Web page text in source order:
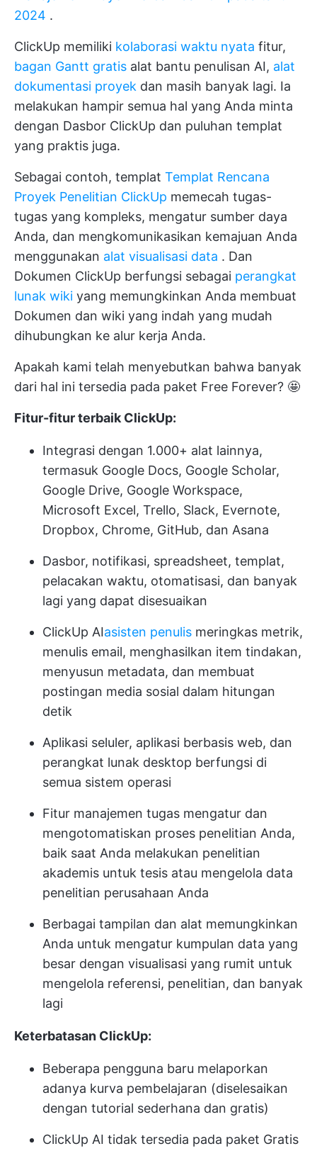
2024 .
ClickUp memiliki kolaborasi waktu nyata fitur,
bagan Gantt gratis alat bantu penulisan AI, alat
dokumentasi proyek dan masih banyak lagi. Ia
melakukan hampir semua hal yang Anda minta
dengan Dasbor ClickUp dan puluhan templat
yang praktis juga.
Sebagai contoh, templat Templat Rencana
Proyek Penelitian ClickUp memecah tugas-
tugas yang kompleks, mengatur sumber daya
Anda, dan mengkomunikasikan kemajuan Anda
menggunakan alat visualisasi data . Dan
Dokumen ClickUp berfungsi sebagai perangkat
lunak wiki yang memungkinkan Anda membuat
Dokumen dan wiki yang indah yang mudah
dihubungkan ke alur kerja Anda.
Apakah kami telah menyebutkan bahwa banyak
dari hal ini tersedia pada paket Free Forever? 🤩
Fitur-fitur terbaik ClickUp:
Integrasi dengan 1.000+ alat lainnya,
termasuk Google Docs, Google Scholar,
Google Drive, Google Workspace,
Microsoft Excel, Trello, Slack, Evernote,
Dropbox, Chrome, GitHub, dan Asana
Dasbor, notifikasi, spreadsheet, templat,
pelacakan waktu, otomatisasi, dan banyak
lagi yang dapat disesuaikan
ClickUp AIasisten penulis meringkas metrik,
menulis email, menghasilkan item tindakan,
menyusun metadata, dan membuat
postingan media sosial dalam hitungan
detik
Aplikasi seluler, aplikasi berbasis web, dan
perangkat lunak desktop berfungsi di
semua sistem operasi
Fitur manajemen tugas mengatur dan
mengotomatiskan proses penelitian Anda,
baik saat Anda melakukan penelitian
akademis untuk tesis atau mengelola data
penelitian perusahaan Anda
Berbagai tampilan dan alat memungkinkan
Anda untuk mengatur kumpulan data yang
besar dengan visualisasi yang rumit untuk
mengelola referensi, penelitian, dan banyak
lagi
Keterbatasan ClickUp:
Beberapa pengguna baru melaporkan
adanya kurva pembelajaran (diselesaikan
dengan tutorial sederhana dan gratis)
ClickUp AI tidak tersedia pada paket Gratis